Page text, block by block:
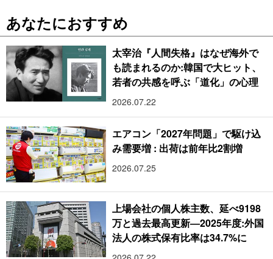
あなたにおすすめ
太宰治『人間失格』はなぜ海外で
も読まれるのか:韓国で大ヒット、
若者の共感を呼ぶ「道化」の心理
2026.07.22
エアコン「2027年問題」で駆け込
み需要増 : 出荷は前年比2割増
2026.07.25
上場会社の個人株主数、延べ9198
万と過去最高更新―2025年度:外国
法人の株式保有比率は34.7%に